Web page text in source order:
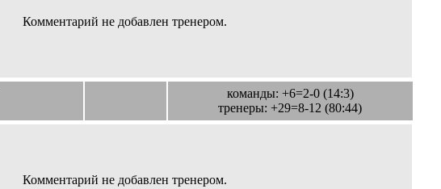
Комментарий не добавлен тренером.
команды: +6=2-0 (14:3)
тренеры: +29=8-12 (80:44)
Комментарий не добавлен тренером.